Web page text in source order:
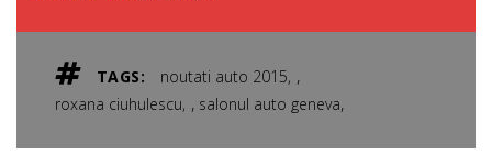
TAGS: noutati auto 2015 ,
roxana ciuhulescu , salonul auto geneva,